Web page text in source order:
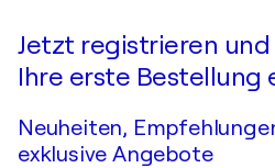
Jetzt registrieren und
Ihre erste Bestellung
Neuheiten,
exklusive Angebote